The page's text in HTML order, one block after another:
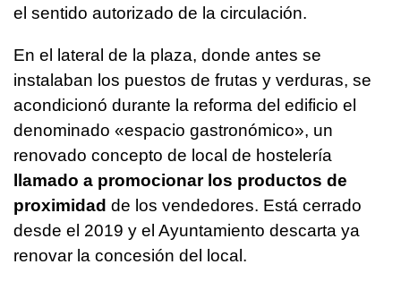
el sentido autorizado de la circulación.
En el lateral de la plaza, donde antes se
instalaban los puestos de frutas y verduras, se
acondicionó durante la reforma del edificio el
denominado «espacio gastronómico», un
renovado concepto de local de hostelería
llamado a promocionar los productos de
proximidad de los vendedores. Está cerrado
desde el 2019 y el Ayuntamiento descarta ya
renovar la concesión del local.